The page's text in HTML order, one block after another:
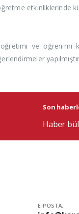
etkinliklerinde
ve öğrenimi
Son
Haber
E-POSTA: